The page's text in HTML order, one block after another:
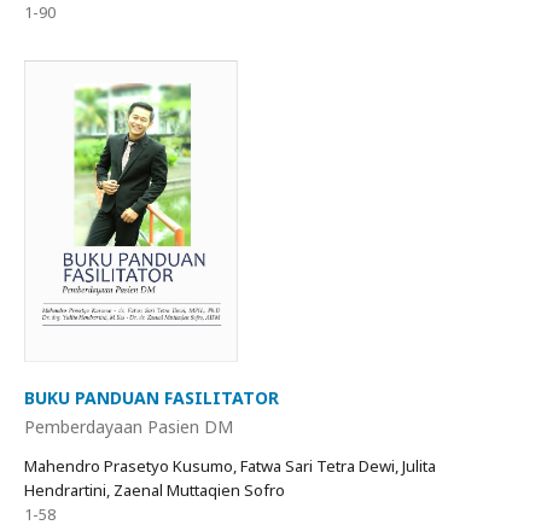
1-90
BUKU PANDUAN FASILITATOR
Pemberdayaan Pasien DM
Mahendro Prasetyo Kusumo, Fatwa Sari Tetra Dewi, Julita
Hendrartini, Zaenal Muttaqien Sofro
1-58